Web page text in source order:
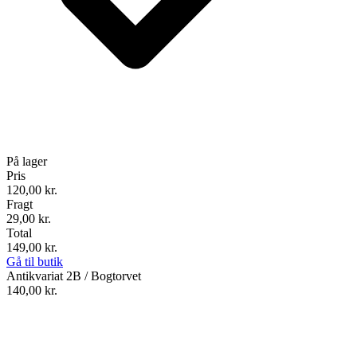
På lager
Pris
120,00 kr.
Fragt
29,00 kr.
Total
149,00 kr.
Gå til butik
Antikvariat 2B / Bogtorvet
140,00 kr.